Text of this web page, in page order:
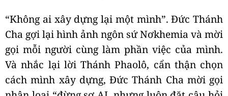
“Không ai xây dựng lại một mình”. Đức Thánh
Cha gợi lại hình ảnh ngôn sứ Nơkhemia và mời
gọi mỗi người cùng làm phần việc của mình.
Và nhắc lại lời Thánh Phaolô, cẩn thận chọn
cách mình xây dựng, Đức Thánh Cha mời gọi